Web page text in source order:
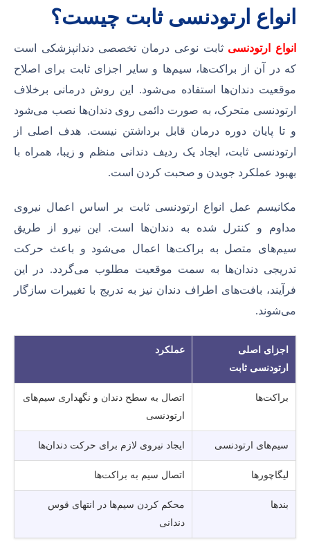
انواع ارتودنسی ثابت چیست؟
انواع ارتودنسیثابت نوعی درمان تخصصی دندانپزشکی است
که در آن از براکت‌ها، سیم‌ها و سایر اجزای ثابت برای اصلاح
موقعیت دندان‌ها استفاده می‌شود. این روش درمانی برخلاف
ارتودنسی متحرک، به صورت دائمی روی دندان‌ها نصب می‌شود
و تا پایان دوره درمان قابل برداشتن نیست. هدف اصلی از
ارتودنسی ثابت، ایجاد یک ردیف دندانی منظم و زیبا، همراه با
بهبود عملکرد جویدن و صحبت کردن است.
مکانیسم عمل انواع ارتودنسی ثابت بر اساس اعمال نیروی
مداوم و کنترل شده به دندان‌ها است. این نیرو از طریق
سیم‌های متصل به براکت‌ها اعمال می‌شود و باعث حرکت
تدریجی دندان‌ها به سمت موقعیت مطلوب می‌گردد. در این
فرآیند، بافت‌های اطراف دندان نیز به تدریج با تغییرات سازگار
می‌شوند.
اجزای اصلی
ارتودنسی ثابت
عملکرد
براکت‌ها
اتصال به سطح دندان و نگهداری سیم‌های
ارتودنسی
سیم‌های ارتودنسی ایجاد نیروی لازم برای حرکت دندان‌ها
لیگاچورها اتصال سیم به براکت‌ها
بندها
محکم کردن سیم‌ها در انتهای قوس
دندانی